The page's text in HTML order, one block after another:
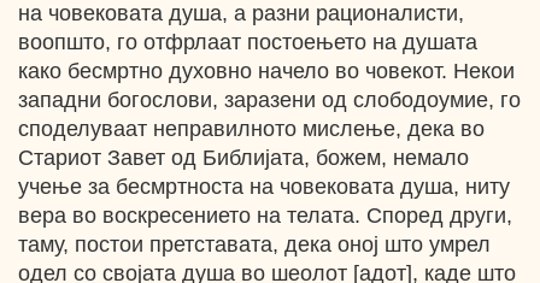
на човековата душа, а разни рационалисти,
воопшто, го отфрлаат постоењето на душата
како бесмртно духовно начело во човекот. Некои
западни богослови, заразени од слободоумие, го
споделуваат неправилното мислење, дека во
Стариот Завет од Библијата, божем, немало
учење за бесмртноста на човековата душа, ниту
вера во воскресението на телата. Според други,
таму, постои претставата, дека оној што умрел
одел со својата душа во шеолот [адот], каде што